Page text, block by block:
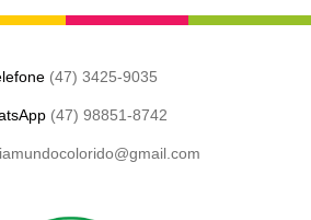
(47) 3425-9035
(47) 98851-8742